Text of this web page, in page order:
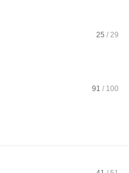
25 / 29
91 / 100